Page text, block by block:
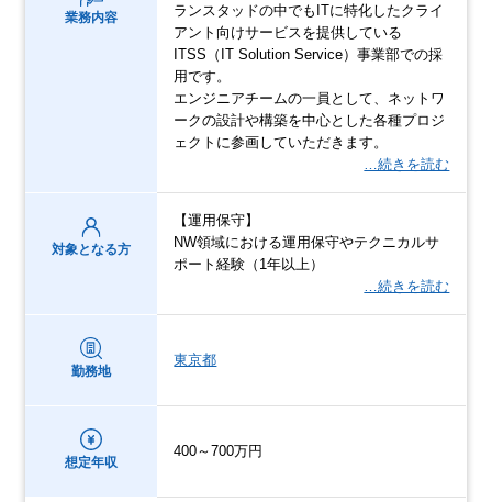
業務内容
ランスタッドの中でもITに特化したクライ
アント向けサービスを提供している
ITSS（IT Solution Service）事業部での採
用です。
エンジニアチームの一員として、ネットワ
ークの設計や構築を中心とした各種プロジ
ェクトに参画していただきます。
…続きを読む
対象となる方
【運用保守】
NW領域における運用保守やテクニカルサ
ポート経験（1年以上）
…続きを読む
勤務地
東京都
想定年収
400～700万円